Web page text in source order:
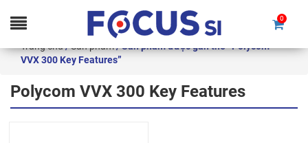
to
content
0
Trang chủ/Sản phẩm/ Sản phẩm được gắn thẻ “Polycom
VVX 300 Key Features”
Polycom VVX 300 Key Features